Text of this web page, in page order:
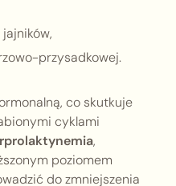
przysadkowej.
co skutkuje
cyklami
,
poziomem
do zmniejszenia